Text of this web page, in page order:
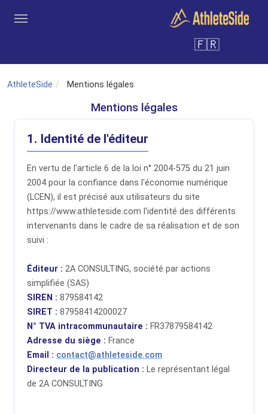
Inscription
🇫🇷
AthleteSide Mentions légales
Mentions légales
1. Identité de l'éditeur
En vertu de l'article 6 de la loi n° 2004-575 du 21 juin
2004 pour la confiance dans l'économie numérique
(LCEN), il est précisé aux utilisateurs du site
https://www.athleteside.com l'identité des différents
intervenants dans le cadre de sa réalisation et de son
suivi :
Éditeur : 2A CONSULTING, société par actions
simplifiée (SAS)
SIREN : 879584142
SIRET : 87958414200027
N° TVA intracommunautaire : FR37879584142
Adresse du siège : France
Email : contact@athleteside.com
Directeur de la publication : Le représentant légal
de 2A CONSULTING